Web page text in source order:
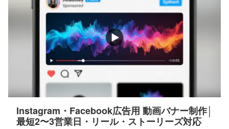
Instagram・Facebook広告用 動画バナー制作│
最短2〜3営業日・リール・ストーリーズ対応